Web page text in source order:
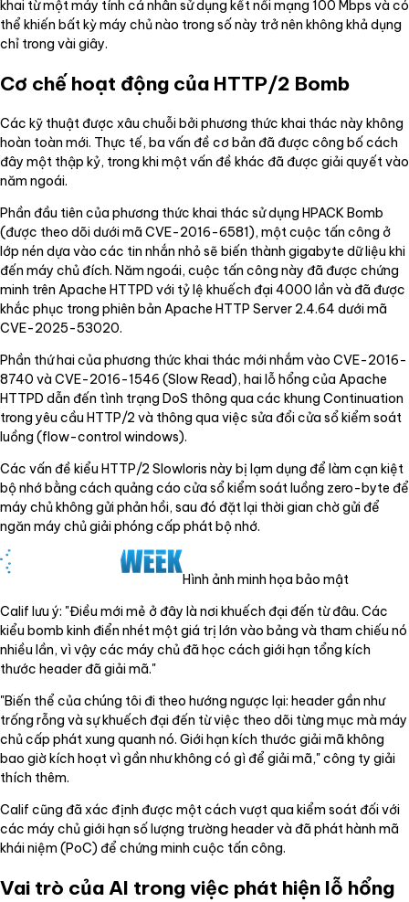
khai từ một máy tính cá nhân sử dụng kết nối mạng 100 Mbps và có
thể khiến bất kỳ máy chủ nào trong số này trở nên không khả dụng
chỉ trong vài giây.
Cơ chế hoạt động của HTTP/2 Bomb
Các kỹ thuật được xâu chuỗi bởi phương thức khai thác này không
hoàn toàn mới. Thực tế, ba vấn đề cơ bản đã được công bố cách
đây một thập kỷ, trong khi một vấn đề khác đã được giải quyết vào
năm ngoái.
Phần đầu tiên của phương thức khai thác sử dụng HPACK Bomb
(được theo dõi dưới mã CVE-2016-6581), một cuộc tấn công ở
lớp nén dựa vào các tin nhắn nhỏ sẽ biến thành gigabyte dữ liệu khi
đến máy chủ đích. Năm ngoái, cuộc tấn công này đã được chứng
minh trên Apache HTTPD với tỷ lệ khuếch đại 4000 lần và đã được
khắc phục trong phiên bản Apache HTTP Server 2.4.64 dưới mã
CVE-2025-53020.
Phần thứ hai của phương thức khai thác mới nhắm vào CVE-2016-
8740 và CVE-2016-1546 (Slow Read), hai lỗ hổng của Apache
HTTPD dẫn đến tình trạng DoS thông qua các khung Continuation
trong yêu cầu HTTP/2 và thông qua việc sửa đổi cửa sổ kiểm soát
luồng (flow-control windows).
Các vấn đề kiểu HTTP/2 Slowloris này bị lạm dụng để làm cạn kiệt
bộ nhớ bằng cách quảng cáo cửa sổ kiểm soát luồng zero-byte để
máy chủ không gửi phản hồi, sau đó đặt lại thời gian chờ gửi để
ngăn máy chủ giải phóng cấp phát bộ nhớ.
Hình ảnh minh họa bảo mật
Calif lưu ý: "Điều mới mẻ ở đây là nơi khuếch đại đến từ đâu. Các
kiểu bomb kinh điển nhét một giá trị lớn vào bảng và tham chiếu nó
nhiều lần, vì vậy các máy chủ đã học cách giới hạn tổng kích
thước header đã giải mã."
"Biến thể của chúng tôi đi theo hướng ngược lại: header gần như
trống rỗng và sự khuếch đại đến từ việc theo dõi từng mục mà máy
chủ cấp phát xung quanh nó. Giới hạn kích thước giải mã không
bao giờ kích hoạt vì gần như không có gì để giải mã," công ty giải
thích thêm.
Calif cũng đã xác định được một cách vượt qua kiểm soát đối với
các máy chủ giới hạn số lượng trường header và đã phát hành mã
khái niệm (PoC) để chứng minh cuộc tấn công.
Vai trò của AI trong việc phát hiện lỗ hổng